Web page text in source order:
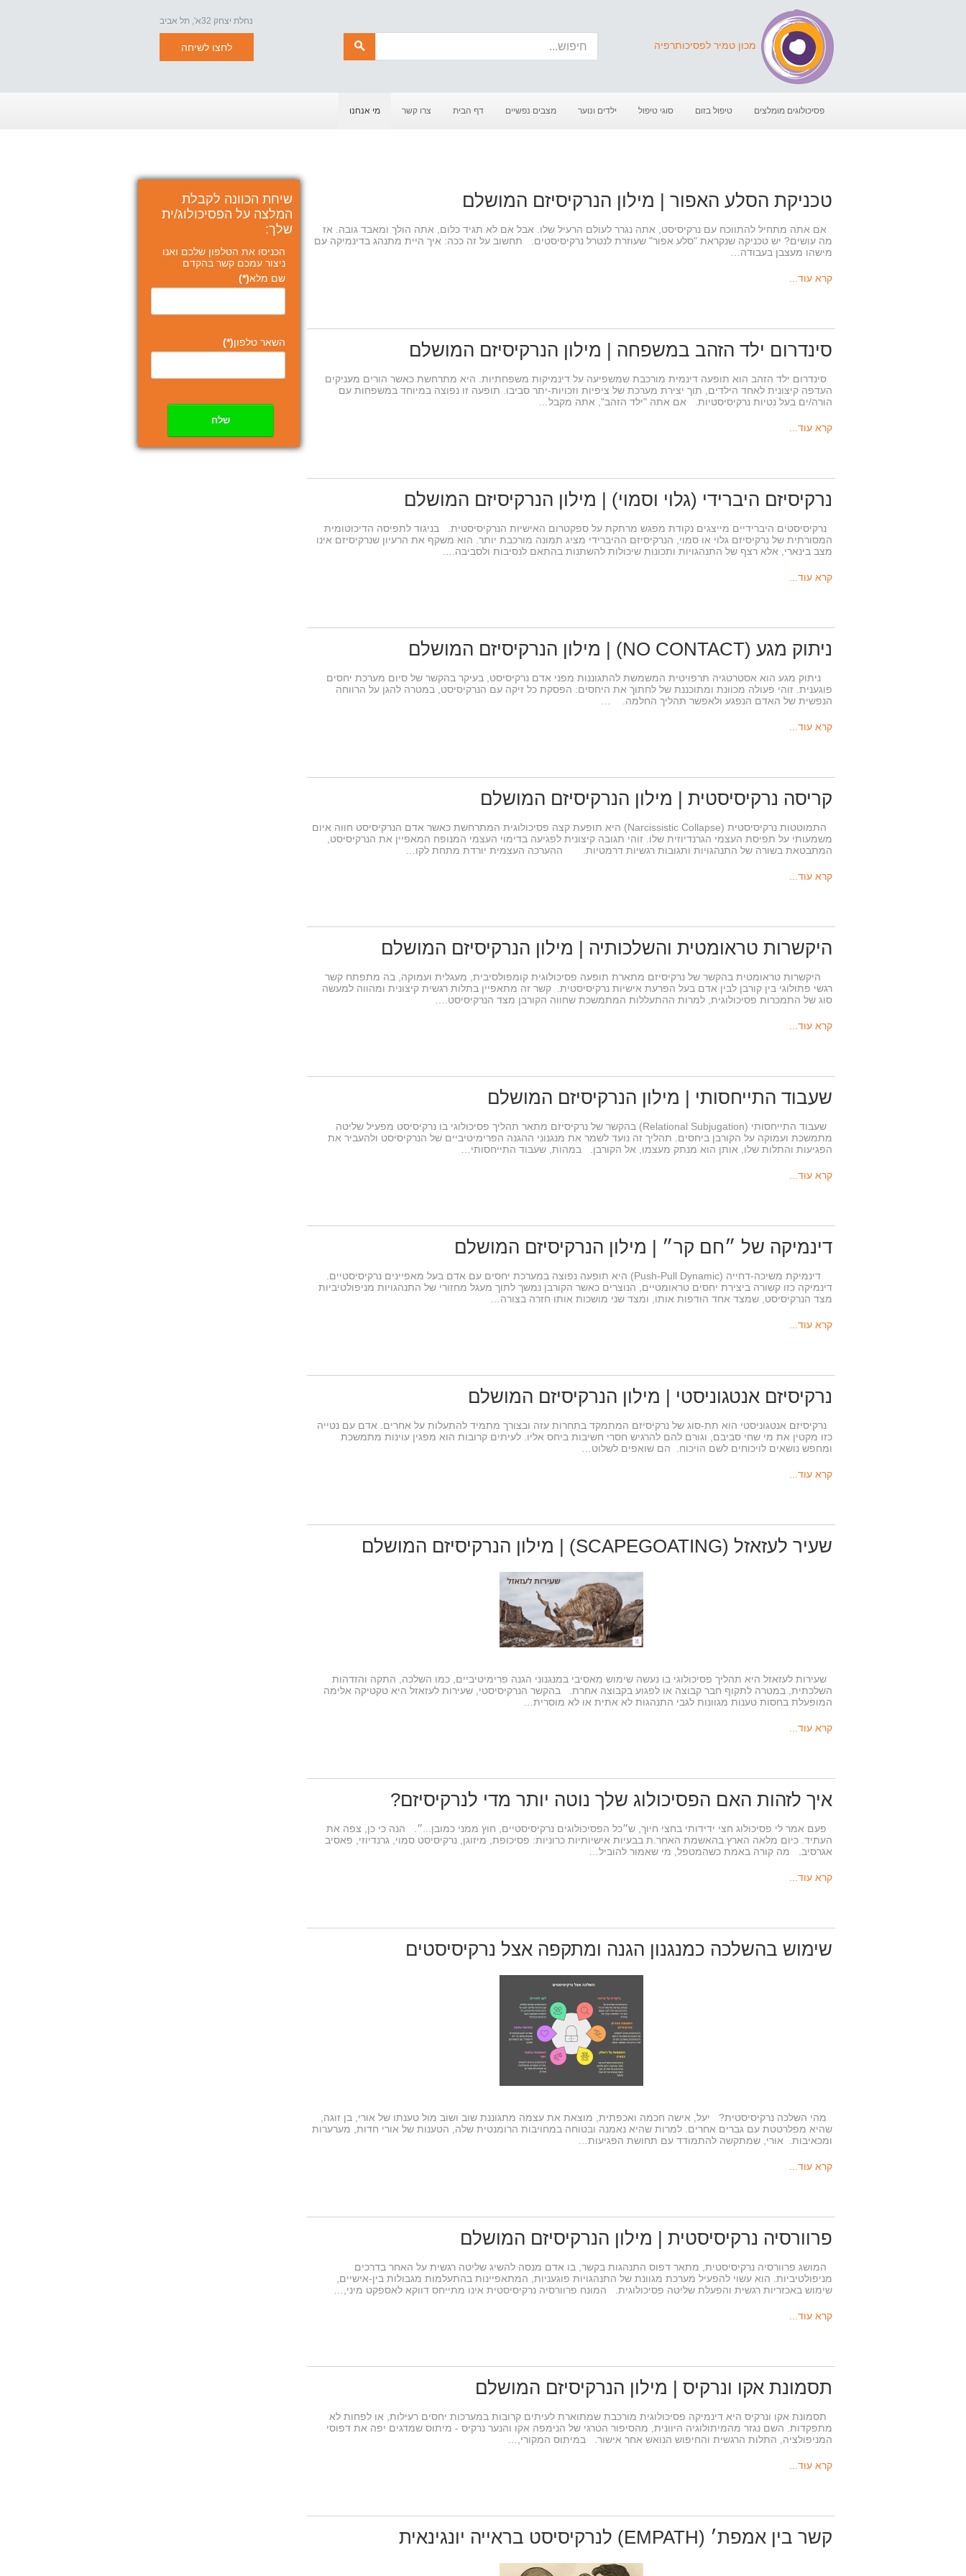
מכון טמיר לפסיכותרפיה
נחלת יצחק 32א', תל אביב
לחצו לשיחה
חיפוש
פסיכולוגים מומלצים טיפול בזום סוגי טיפול ילדים ונוער מצבים נפשיים דף הבית צרו קשר מי אנחנו
טכניקת הסלע האפור | מילון הנרקיסיזם המושלם
אם אתה מתחיל להתווכח עם נרקיסיסט, אתה נגרר לעולם הרעיל שלו. אבל אם לא תגיד כלום, אתה הולך ומאבד גובה. אז
מה עושים? יש טכניקה שנקראת "סלע אפור" שעוזרת לנטרל נרקיסיסטים. תחשוב על זה ככה: איך היית מתנהג בדינמיקה עם
מישהו מעצבן בעבודה…
קרא עוד...
סינדרום ילד הזהב במשפחה | מילון הנרקיסיזם המושלם
סינדרום ילד הזהב הוא תופעה דינמית מורכבת שמשפיעה על דינמיקות משפחתיות. היא מתרחשת כאשר הורים מעניקים
העדפה קיצונית לאחד הילדים, תוך יצירת מערכת של ציפיות וזכויות-יתר סביבו. תופעה זו נפוצה במיוחד במשפחות עם
הורה/ים בעל נטיות נרקיסיסטיות. אם אתה "ילד הזהב", אתה מקבל…
קרא עוד...
נרקיסיזם היברידי (גלוי וסמוי) | מילון הנרקיסיזם המושלם
נרקיסיסטים היברידיים מייצגים נקודת מפגש מרתקת על ספקטרום האישיות הנרקיסיסטית. בניגוד לתפיסה הדיכוטומית
המסורתית של נרקיסיזם גלוי או סמוי, הנרקיסיזם ההיברידי מציג תמונה מורכבת יותר. הוא משקף את הרעיון שנרקיסיזם אינו
מצב בינארי, אלא רצף של התנהגויות ותכונות שיכולות להשתנות בהתאם לנסיבות ולסביבה.…
קרא עוד...
ניתוק מגע (NO CONTACT) | מילון הנרקיסיזם המושלם
ניתוק מגע הוא אסטרטגיה תרפויטית המשמשת להתגוננות מפני אדם נרקיסיסט, בעיקר בהקשר של סיום מערכת יחסים
פוגענית. זוהי פעולה מכוונת ומתוכננת של לחתוך את היחסים: הפסקת כל זיקה עם הנרקיסיסט, במטרה להגן על הרווחה
הנפשית של האדם הנפגע ולאפשר תהליך החלמה. …
קרא עוד...
קריסה נרקיסיסטית | מילון הנרקיסיזם המושלם
התמוטטות נרקיסיסטית (Narcissistic Collapse) היא תופעת קצה פסיכולוגית המתרחשת כאשר אדם הנרקיסיסט חווה איום
משמעותי על תפיסת העצמי הגרנדיוזית שלו. זוהי תגובה קיצונית לפגיעה בדימוי העצמי המנופח המאפיין את הנרקיסיסט,
המתבטאת בשורה של התנהגויות ותגובות רגשיות דרמטיות. ההערכה העצמית יורדת מתחת לקו…
קרא עוד...
היקשרות טראומטית והשלכותיה | מילון הנרקיסיזם המושלם
היקשרות טראומטית בהקשר של נרקיסיזם מתארת תופעה פסיכולוגית קומפולסיבית, מעגלית ועמוקה, בה מתפתח קשר
רגשי פתולוגי בין קורבן לבין אדם בעל הפרעת אישיות נרקיסיסטית. קשר זה מתאפיין בתלות רגשית קיצונית ומהווה למעשה
סוג של התמכרות פסיכולוגית, למרות ההתעללות המתמשכת שחווה הקורבן מצד הנרקיסיסט.…
קרא עוד...
שעבוד התייחסותי | מילון הנרקיסיזם המושלם
שעבוד התייחסותי (Relational Subjugation) בהקשר של נרקיסיזם מתאר תהליך פסיכולוגי בו נרקיסיסט מפעיל שליטה
מתמשכת ועמוקה על הקורבן ביחסים. תהליך זה נועד לשמר את מנגנוני ההגנה הפרימיטיביים של הנרקיסיסט ולהעביר את
הפגיעות והתלות שלו, אותן הוא מנתק מעצמו, אל הקורבן. במהות, שעבוד התייחסותי…
קרא עוד...
דינמיקה של ״חם קר״ | מילון הנרקיסיזם המושלם
דינמיקת משיכה-דחייה (Push-Pull Dynamic) היא תופעה נפוצה במערכת יחסים עם אדם בעל מאפיינים נרקיסיסטיים.
דינמיקה כזו קשורה ביצירת יחסים טראומטיים, הנוצרים כאשר הקורבן נמשך לתוך מעגל מחזורי של התנהגויות מניפולטיביות
מצד הנרקיסיסט, שמצד אחד הודפות אותו, ומצד שני מושכות אותו חזרה בצורה…
קרא עוד...
נרקיסיזם אנטגוניסטי | מילון הנרקיסיזם המושלם
נרקיסיזם אנטגוניסטי הוא תת-סוג של נרקיסיזם המתמקד בתחרות עזה ובצורך מתמיד להתעלות על אחרים. אדם עם נטייה
כזו מקטין את מי שחי סביבם, וגורם להם להרגיש חסרי חשיבות ביחס אליו. לעיתים קרובות הוא מפגין עוינות מתמשכת
ומחפש נושאים לויכוחים לשם הויכוח. הם שואפים לשלוט…
קרא עוד...
שעיר לעזאזל (SCAPEGOATING) | מילון הנרקיסיזם המושלם
שעירות לעזאזל היא תהליך פסיכולוגי בו נעשה שימוש מאסיבי במנגנוני הגנה פרימיטיביים, כמו השלכה, התקה והזדהות
השלכתית, במטרה לתקוף חבר קבוצה או לפגוע בקבוצה אחרת. בהקשר הנרקיסיסטי, שעירות לעזאזל היא טקטיקה אלימה
המופעלת בחסות טענות מגוונות לגבי התנהגות לא אתית או לא מוסרית…
קרא עוד...
איך לזהות האם הפסיכולוג שלך נוטה יותר מדי לנרקיסיזם?
פעם אמר לי פסיכולוג חצי ידידותי בחצי חיוך, ש״כל הפסיכולוגים נרקיסיסטיים, חוץ ממני כמובן...״. הנה כי כן, צפה את
העתיד. כיום מלאה הארץ בהאשמת האחר.ת בבעיות אישיותיות כרוניות: פסיכופת, מיזוגן, נרקיסיסט סמוי, גרנדיוזי, פאסיב
אגרסיב. מה קורה באמת כשהמטפל, מי שאמור להוביל…
קרא עוד...
שימוש בהשלכה כמנגנון הגנה ומתקפה אצל נרקיסיסטים
מהי השלכה נרקיסיסטית? יעל, אישה חכמה ואכפתית, מוצאת את עצמה מתגוננת שוב ושוב מול טענתו של אורי, בן זוגה,
שהיא מפלרטטת עם גברים אחרים. למרות שהיא נאמנה ובטוחה במחויבות הרומנטית שלה, הטענות של אורי חדות, מערערות
ומכאיבות. אורי, שמתקשה להתמודד עם תחושת הפגיעות…
קרא עוד...
פרוורסיה נרקיסיסטית | מילון הנרקיסיזם המושלם
המושג פרוורסיה נרקיסיסטית, מתאר דפוס התנהגות בקשר, בו אדם מנסה להשיג שליטה רגשית על האחר בדרכים
מניפולטיביות. הוא עשוי להפעיל מערכת מגוונת של התנהגויות פוגעניות, המתאפיינות בהתעלמות מגבולות בין-אישיים,
שימוש באכזריות רגשית והפעלת שליטה פסיכולוגית. המונח פרוורסיה נרקיסיסטית אינו מתייחס דווקא לאספקט מיני,…
קרא עוד...
תסמונת אקו ונרקיס | מילון הנרקיסיזם המושלם
תסמונת אקו ונרקיס היא דינמיקה פסיכולוגית מורכבת שמתוארת לעיתים קרובות במערכות יחסים רעילות, או לפחות לא
מתפקדות. השם נגזר מהמיתולוגיה היוונית, מהסיפור הטרגי של הנימפה אקו והנער נרקיס - מיתוס שמדגים יפה את דפוסי
המניפולציה, התלות הרגשית והחיפוש הנואש אחר אישור. במיתוס המקורי,…
קרא עוד...
קשר בין אמפת׳ (EMPATH) לנרקיסיסט בראייה יונגינאית
שיחת הכוונה לקבלת
המלצה על הפסיכולוג/ית
שלך:
הכניסו את הטלפון שלכם ואנו
ניצור עמכם קשר בהקדם
שם מלא(*)
השאר טלפון(*)
שלח